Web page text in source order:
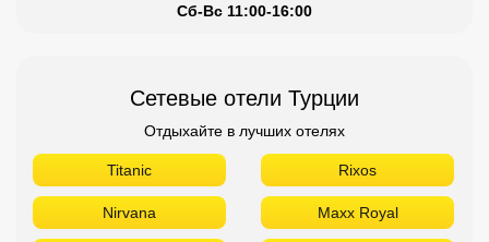
Сб-Вс 11:00-16:00
Сетевые отели Турции
Отдыхайте в лучших отелях
Titanic Rixos
Nirvana Maxx Royal